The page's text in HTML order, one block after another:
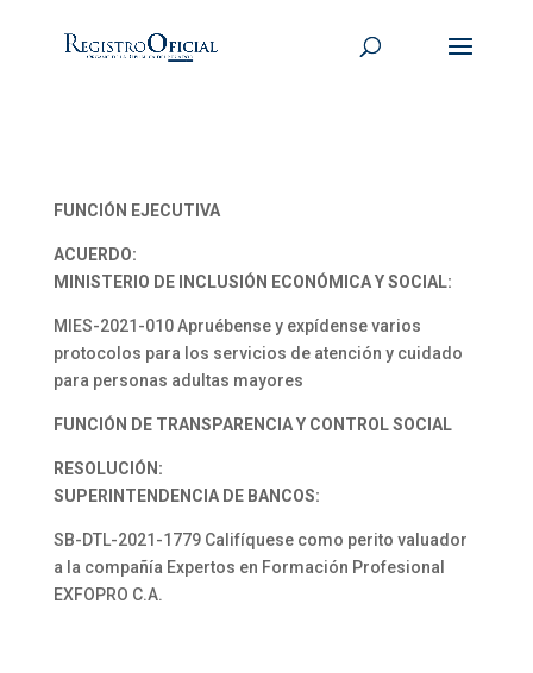
FUNCIÓN EJECUTIVA
ACUERDO:
MINISTERIO DE INCLUSIÓN ECONÓMICA Y SOCIAL:
MIES-2021-010 Apruébense y expídense varios
protocolos para los servicios de atención y cuidado
para personas adultas mayores
FUNCIÓN DE TRANSPARENCIA Y CONTROL SOCIAL
RESOLUCIÓN:
SUPERINTENDENCIA DE BANCOS:
SB-DTL-2021-1779 Califíquese como perito valuador
a la compañía Expertos en Formación Profesional
EXFOPRO C.A.